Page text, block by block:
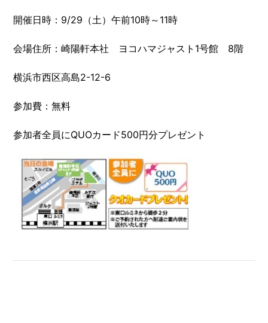
開催日時：9/29（土）午前10時～11時
会場住所：崎陽軒本社 ヨコハマジャスト1号館 8階
横浜市西区高島2-12-6
参加費：無料
参加者全員にQUOカード500円分プレゼント